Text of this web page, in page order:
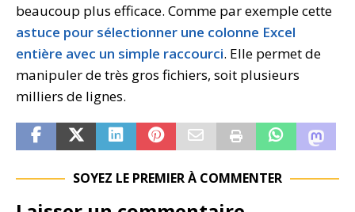
beaucoup plus efficace. Comme par exemple cette
astuce pour sélectionner une colonne Excel
entière avec un simple raccourci. Elle permet de
manipuler de très gros fichiers, soit plusieurs
milliers de lignes.
SOYEZ LE PREMIER À COMMENTER